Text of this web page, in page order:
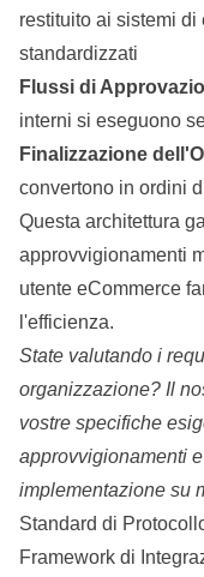
restituito ai sistemi di
standardizzati
Flussi di
interni si eseguono
Finalizzazione
convertono in ordini
Questa architettura
approvvigionamenti
utente eCommerce
l'efficienza.
State valutando i
organizzazione? Il
vostre specifiche
approvvigionamenti
implementazione su
Standard di
Framework di